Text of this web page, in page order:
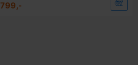
799,-